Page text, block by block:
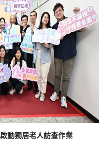
動獨居老人訪查作業